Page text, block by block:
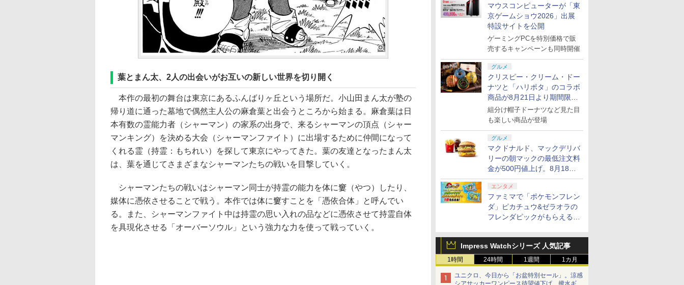
マウスコンピューターが「東
京ゲームショウ2026」出展
特設サイトを公開
ゲーミングPCを特別価格で販
売するキャンペーンも同時開催
グルメ
クリスピー・クリーム・ドー
ナツと「ハリポタ」のコラボ
商品が8月21日より期間限定
で発売
組分け帽子ドーナツなど見た目
も楽しい商品が登場
グルメ
マクドナルド、マックデリバ
リーの朝マックの最低注文料
金が500円値上げ。8月18日
より1,500円から受付
エンタメ
ファミマで「ポケモンフレン
ダ」ピカチュウ&ゼラオラの
フレンダピックがもらえるキ
Impress Watchシリーズ 人気記事
1時間 24時間 1週間 1カ月
ユニクロ、今日から「お盆特別セール」。涼感
シアサッカーワンピース待望値下げ、撥水ギア
葉とまん太、2人の出会いがお互いの新しい世界を切り開く
本作の最初の舞台は東京にあるふんばりヶ丘という場所だ。小山田まん太が塾の
帰り道に通った墓地で偶然主人公の麻倉葉と出会うところから始まる。麻倉葉は日
本有数の霊能力者（シャーマン）の家系の出身で、来るシャーマンの頂点（シャー
マンキング）を決める大会（シャーマンファイト）に出場するために仲間になって
くれる霊（持霊：もちれい）を探して東京にやってきた。葉の友達となったまん太
は、葉を通じてさまざまなシャーマンたちの戦いを目撃していく。
シャーマンたちの戦いはシャーマン同士が持霊の能力を体に窶（やつ）したり、
媒体に憑依させることで戦う。本作では体に窶すことを「憑依合体」と呼んでい
る。また、シャーマンファイト中は持霊の思い入れの品などに憑依させて持霊自体
を具現化させる「オーバーソウル」という強力な力を使って戦っていく。